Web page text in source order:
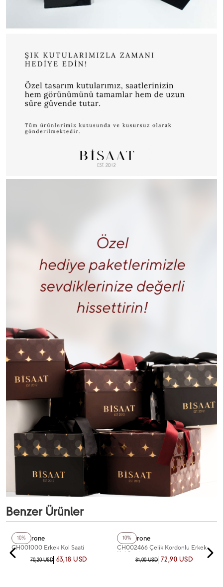
Benzer Ürünler
10%
Chaperone
CH001000 Erkek Kol Saati
70,20 USD 63,18 USD
10%
Chaperone
CH002466 Çelik Kordonlu Erkek
Kol Saati
81,00 USD 72,90 USD